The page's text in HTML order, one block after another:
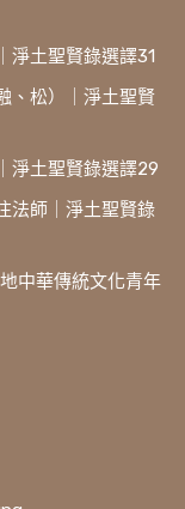
淨土聖賢錄選譯31
、松）｜淨土聖賢
淨土聖賢錄選譯29
法師｜淨土聖賢錄
中華傳統文化青年